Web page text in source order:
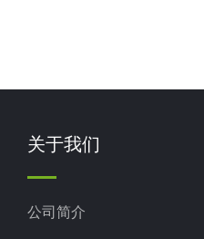
关于我们
公司简介